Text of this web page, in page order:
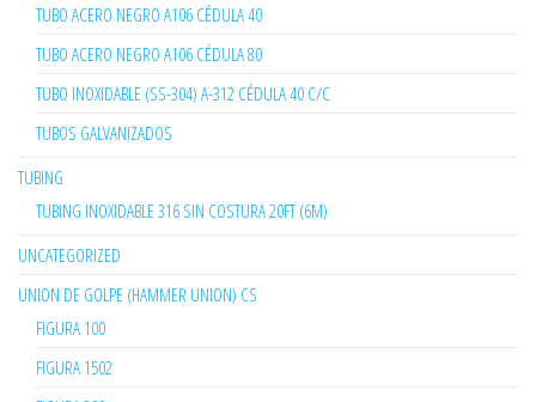
TUBO ACERO NEGRO A106 CÉDULA 40
TUBO ACERO NEGRO A106 CÉDULA 80
TUBO INOXIDABLE (SS-304) A-312 CÉDULA 40 C/C
TUBOS GALVANIZADOS
TUBING
TUBING INOXIDABLE 316 SIN COSTURA 20FT (6M)
UNCATEGORIZED
UNION DE GOLPE (HAMMER UNION) CS
FIGURA 100
FIGURA 1502